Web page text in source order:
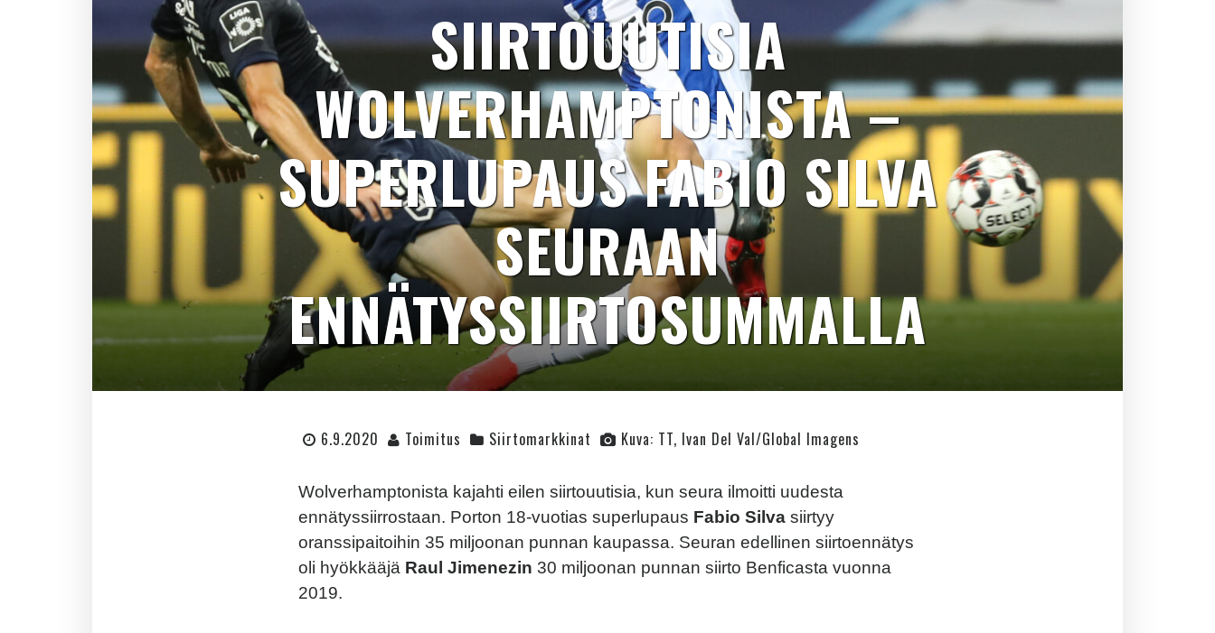
SIIRTOUUTISIA
WOLVERHAMPTONISTA –
SUPERLUPAUS FABIO SILVA
SEURAAN
ENNÄTYSSIIRTOSUMMALLA
6.9.2020 Toimitus Siirtomarkkinat Kuva: TT, Ivan Del Val/Global Imagens
Wolverhamptonista kajahti eilen siirtouutisia, kun seura ilmoitti uudesta
ennätyssiirrostaan. Porton 18-vuotias superlupaus Fabio Silva siirtyy
oranssipaitoihin 35 miljoonan punnan kaupassa. Seuran edellinen siirtoennätys
oli hyökkääjä Raul Jimenezin 30 miljoonan punnan siirto Benficasta vuonna
2019.